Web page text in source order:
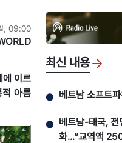
, 09:00
에 이르
적 아름
최신 내용
● 베트남 소프트
● 베트남-태국, 전
화...”교역액